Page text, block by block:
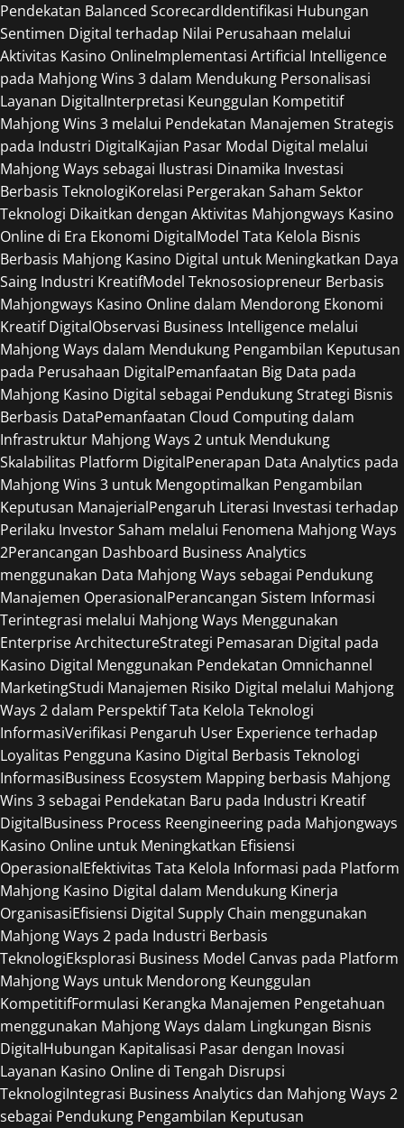
Pendekatan Balanced ScorecardIdentifikasi Hubungan
Sentimen Digital terhadap Nilai Perusahaan melalui
Aktivitas Kasino OnlineImplementasi Artificial Intelligence
pada Mahjong Wins 3 dalam Mendukung Personalisasi
Layanan DigitalInterpretasi Keunggulan Kompetitif
Mahjong Wins 3 melalui Pendekatan Manajemen Strategis
pada Industri DigitalKajian Pasar Modal Digital melalui
Mahjong Ways sebagai Ilustrasi Dinamika Investasi
Berbasis TeknologiKorelasi Pergerakan Saham Sektor
Teknologi Dikaitkan dengan Aktivitas Mahjongways Kasino
Online di Era Ekonomi DigitalModel Tata Kelola Bisnis
Berbasis Mahjong Kasino Digital untuk Meningkatkan Daya
Saing Industri KreatifModel Teknososiopreneur Berbasis
Mahjongways Kasino Online dalam Mendorong Ekonomi
Kreatif DigitalObservasi Business Intelligence melalui
Mahjong Ways dalam Mendukung Pengambilan Keputusan
pada Perusahaan DigitalPemanfaatan Big Data pada
Mahjong Kasino Digital sebagai Pendukung Strategi Bisnis
Berbasis DataPemanfaatan Cloud Computing dalam
Infrastruktur Mahjong Ways 2 untuk Mendukung
Skalabilitas Platform DigitalPenerapan Data Analytics pada
Mahjong Wins 3 untuk Mengoptimalkan Pengambilan
Keputusan ManajerialPengaruh Literasi Investasi terhadap
Perilaku Investor Saham melalui Fenomena Mahjong Ways
2Perancangan Dashboard Business Analytics
menggunakan Data Mahjong Ways sebagai Pendukung
Manajemen OperasionalPerancangan Sistem Informasi
Terintegrasi melalui Mahjong Ways Menggunakan
Enterprise ArchitectureStrategi Pemasaran Digital pada
Kasino Digital Menggunakan Pendekatan Omnichannel
MarketingStudi Manajemen Risiko Digital melalui Mahjong
Ways 2 dalam Perspektif Tata Kelola Teknologi
InformasiVerifikasi Pengaruh User Experience terhadap
Loyalitas Pengguna Kasino Digital Berbasis Teknologi
InformasiBusiness Ecosystem Mapping berbasis Mahjong
Wins 3 sebagai Pendekatan Baru pada Industri Kreatif
DigitalBusiness Process Reengineering pada Mahjongways
Kasino Online untuk Meningkatkan Efisiensi
OperasionalEfektivitas Tata Kelola Informasi pada Platform
Mahjong Kasino Digital dalam Mendukung Kinerja
OrganisasiEfisiensi Digital Supply Chain menggunakan
Mahjong Ways 2 pada Industri Berbasis
TeknologiEksplorasi Business Model Canvas pada Platform
Mahjong Ways untuk Mendorong Keunggulan
KompetitifFormulasi Kerangka Manajemen Pengetahuan
menggunakan Mahjong Ways dalam Lingkungan Bisnis
DigitalHubungan Kapitalisasi Pasar dengan Inovasi
Layanan Kasino Online di Tengah Disrupsi
TeknologiIntegrasi Business Analytics dan Mahjong Ways 2
sebagai Pendukung Pengambilan Keputusan